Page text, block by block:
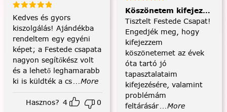
Kedves és gyors
kiszolgálás! Ajándékba
rendeltem egy egyéni
képet; a Festede csapata
nagyon segítőkész volt
és a lehető leghamarabb
ki is küldték a cs...More
Hasznos? 4 0
Köszönetem kifejezése
Tisztelt Festede Csapat!
Engedjék meg, hogy
kifejezzem
köszönetemet az évek
óta tartó jó
tapasztalataim
kifejezésére, valamint
problémám
feltárásár...More